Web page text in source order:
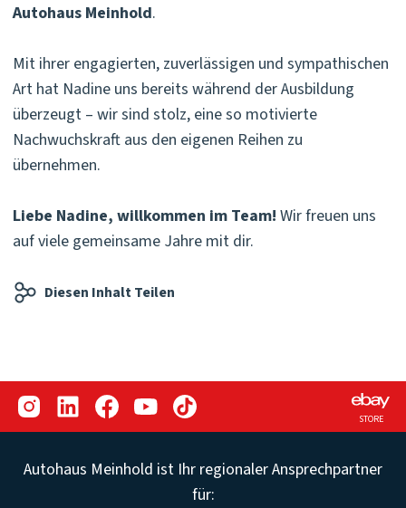
Autohaus Meinhold.
Mit ihrer engagierten, zuverlässigen und sympathischen
Art hat Nadine uns bereits während der Ausbildung
überzeugt – wir sind stolz, eine so motivierte
Nachwuchskraft aus den eigenen Reihen zu
übernehmen.
Liebe Nadine, willkommen im Team! Wir freuen uns
auf viele gemeinsame Jahre mit dir.
Diesen Inhalt Teilen
STORE
Autohaus Meinhold ist Ihr regionaler Ansprechpartner
für: